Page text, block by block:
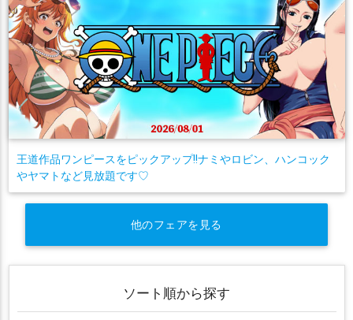
王道作品ワンピースをピックアップ!!ナミやロビン、ハンコック
やヤマトなど見放題です♡
他のフェアを見る
ソート順から探す